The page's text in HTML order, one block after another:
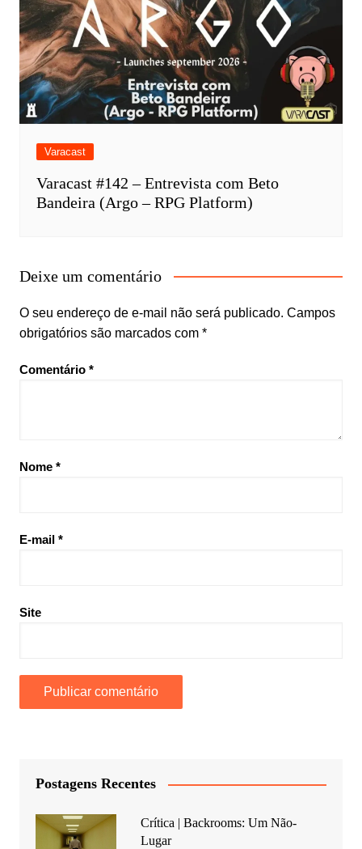
Varacast
Varacast #142 – Entrevista com Beto
Bandeira (Argo – RPG Platform)
Deixe um comentário
O seu endereço de e-mail não será publicado. Campos
obrigatórios são marcados com *
Comentário *
Nome *
E-mail *
Site
Postagens Recentes
Crítica | Backrooms: Um Não-
Lugar